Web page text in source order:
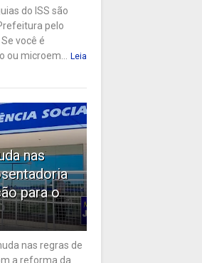
do ISS são
pelo
você é
microem...
Leia
nas
para o
nas regras de
a reforma da